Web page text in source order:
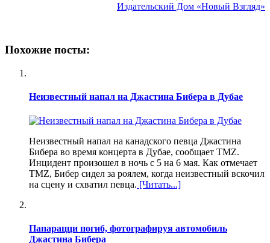
Издательский Дом «Новый Взгляд»
Похожие посты:
Неизвестный напал на Джастина Бибера в Дубае
Неизвестный напал на канадского певца Джастина
Бибера во время концерта в Дубае, сообщает TMZ.
Инцидент произошел в ночь с 5 на 6 мая. Как отмечает
TMZ, Бибер сидел за роялем, когда неизвестный вскочил
на сцену и схватил певца. [Читать...]
Папарацци погиб, фотографируя автомобиль
Джастина Бибера